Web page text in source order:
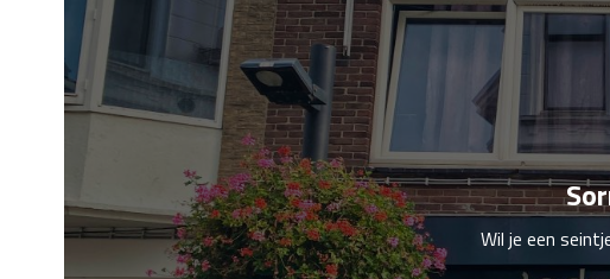
Wil je een